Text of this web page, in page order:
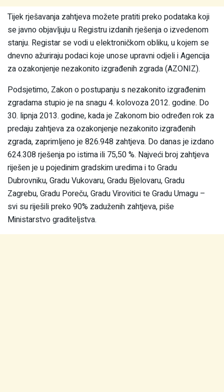
Tijek rješavanja zahtjeva možete pratiti preko podataka koji
se javno objavljuju u Registru izdanih rješenja o izvedenom
stanju. Registar se vodi u elektroničkom obliku, u kojem se
dnevno ažuriraju podaci koje unose upravni odjeli i Agencija
za ozakonjenje nezakonito izgrađenih zgrada (AZONIZ).
Podsjetimo, Zakon o postupanju s nezakonito izgrađenim
zgradama stupio je na snagu 4. kolovoza 2012. godine. Do
30. lipnja 2013. godine, kada je Zakonom bio određen rok za
predaju zahtjeva za ozakonjenje nezakonito izgrađenih
zgrada, zaprimljeno je 826.948 zahtjeva. Do danas je izdano
624.308 rješenja po istima ili 75,50 %. Najveći broj zahtjeva
riješen je u pojedinim gradskim uredima i to Gradu
Dubrovniku, Gradu Vukovaru, Gradu Bjelovaru, Gradu
Zagrebu, Gradu Poreču, Gradu Virovitici te Gradu Umagu –
svi su riješili preko 90% zaduženih zahtjeva, piše
Ministarstvo graditeljstva.